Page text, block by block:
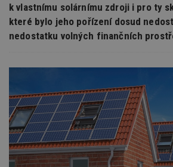
k vlastnímu solárnímu zdroji i pro ty
které bylo jeho pořízení dosud
nedostatku volných finančních